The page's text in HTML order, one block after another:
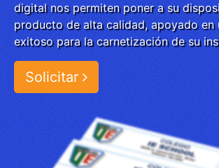
digital nos permiten poner a su
producto de alta calidad, apoyado en
exitoso para la carnetización de su
Solicitar